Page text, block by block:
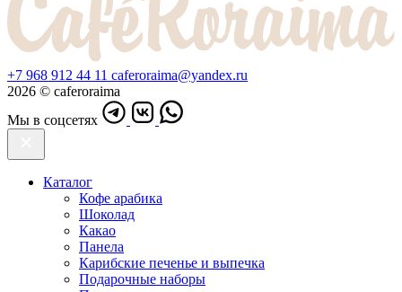
+7 968 912 44 11 caferoraima@yandex.ru
2026 © caferoraima
Мы в соцсетях
Каталог
Кофе арабика
Шоколад
Какао
Панела
Карибские печенье и выпечка
Подарочные наборы